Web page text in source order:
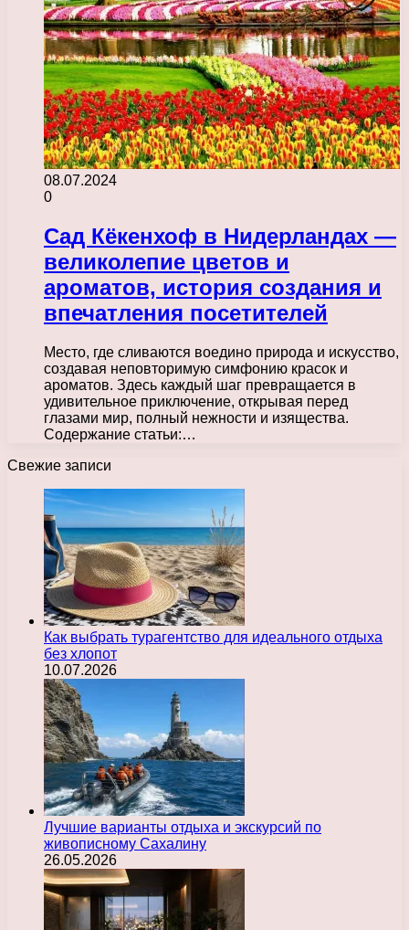
08.07.2024
0
Сад Кёкенхоф в Нидерландах —
великолепие цветов и
ароматов, история создания и
впечатления посетителей
Место, где сливаются воедино природа и искусство,
создавая неповторимую симфонию красок и
ароматов. Здесь каждый шаг превращается в
удивительное приключение, открывая перед
глазами мир, полный нежности и изящества.
Содержание статьи:…
Свежие записи
Как выбрать турагентство для идеального отдыха
без хлопот
10.07.2026
Лучшие варианты отдыха и экскурсий по
живописному Сахалину
26.05.2026